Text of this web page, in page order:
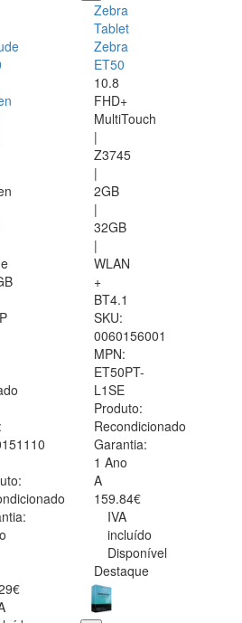
Zebra
Tablet
Zebra
ET50
10.8
FHD+
MultiTouch
|
Z3745
|
2GB
|
32GB
|
WLAN
+
BT4.1
SKU:
0060156001
MPN:
ET50PT-
L1SE
Produto:
Recondicionado
Garantia:
1 Ano
A
159.84€
IVA
incluído
Disponível
Destaque